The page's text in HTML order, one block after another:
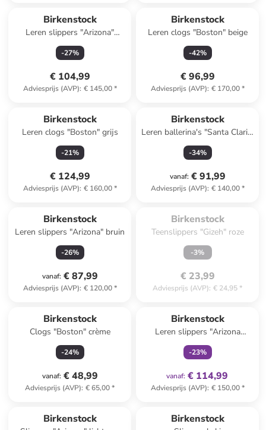
Birkenstock
Leren slippers "Arizona"
lichtbruin
-27%
€ 104,99
Adviesprijs (AVP): € 145,00*
Birkenstock
Leren clogs "Boston" beige
-42%
€ 96,99
Adviesprijs (AVP): € 170,00*
Birkenstock
Leren clogs "Boston" grijs
-21%
€ 124,99
Adviesprijs (AVP): € 160,00*
Birkenstock
Leren ballerina's "Santa Clarit"
lichtroze
-34%
vanaf: € 91,99
Adviesprijs (AVP): € 140,00*
Birkenstock
Leren slippers "Arizona" bruin
-26%
vanaf: € 87,99
Adviesprijs (AVP): € 120,00*
uitverkocht.
Birkenstock
Teenslippers "Gizeh" roze
-3%
€ 23,99
Adviesprijs (AVP): € 24,95*
Birkenstock
Clogs "Boston" crème
-24%
vanaf: € 48,99
Adviesprijs (AVP): € 65,00*
Birkenstock
Leren slippers "Arizona
Adventure" zwart
-23%
vanaf: € 114,99
Adviesprijs (AVP): € 150,00*
Birkenstock Birkenstock